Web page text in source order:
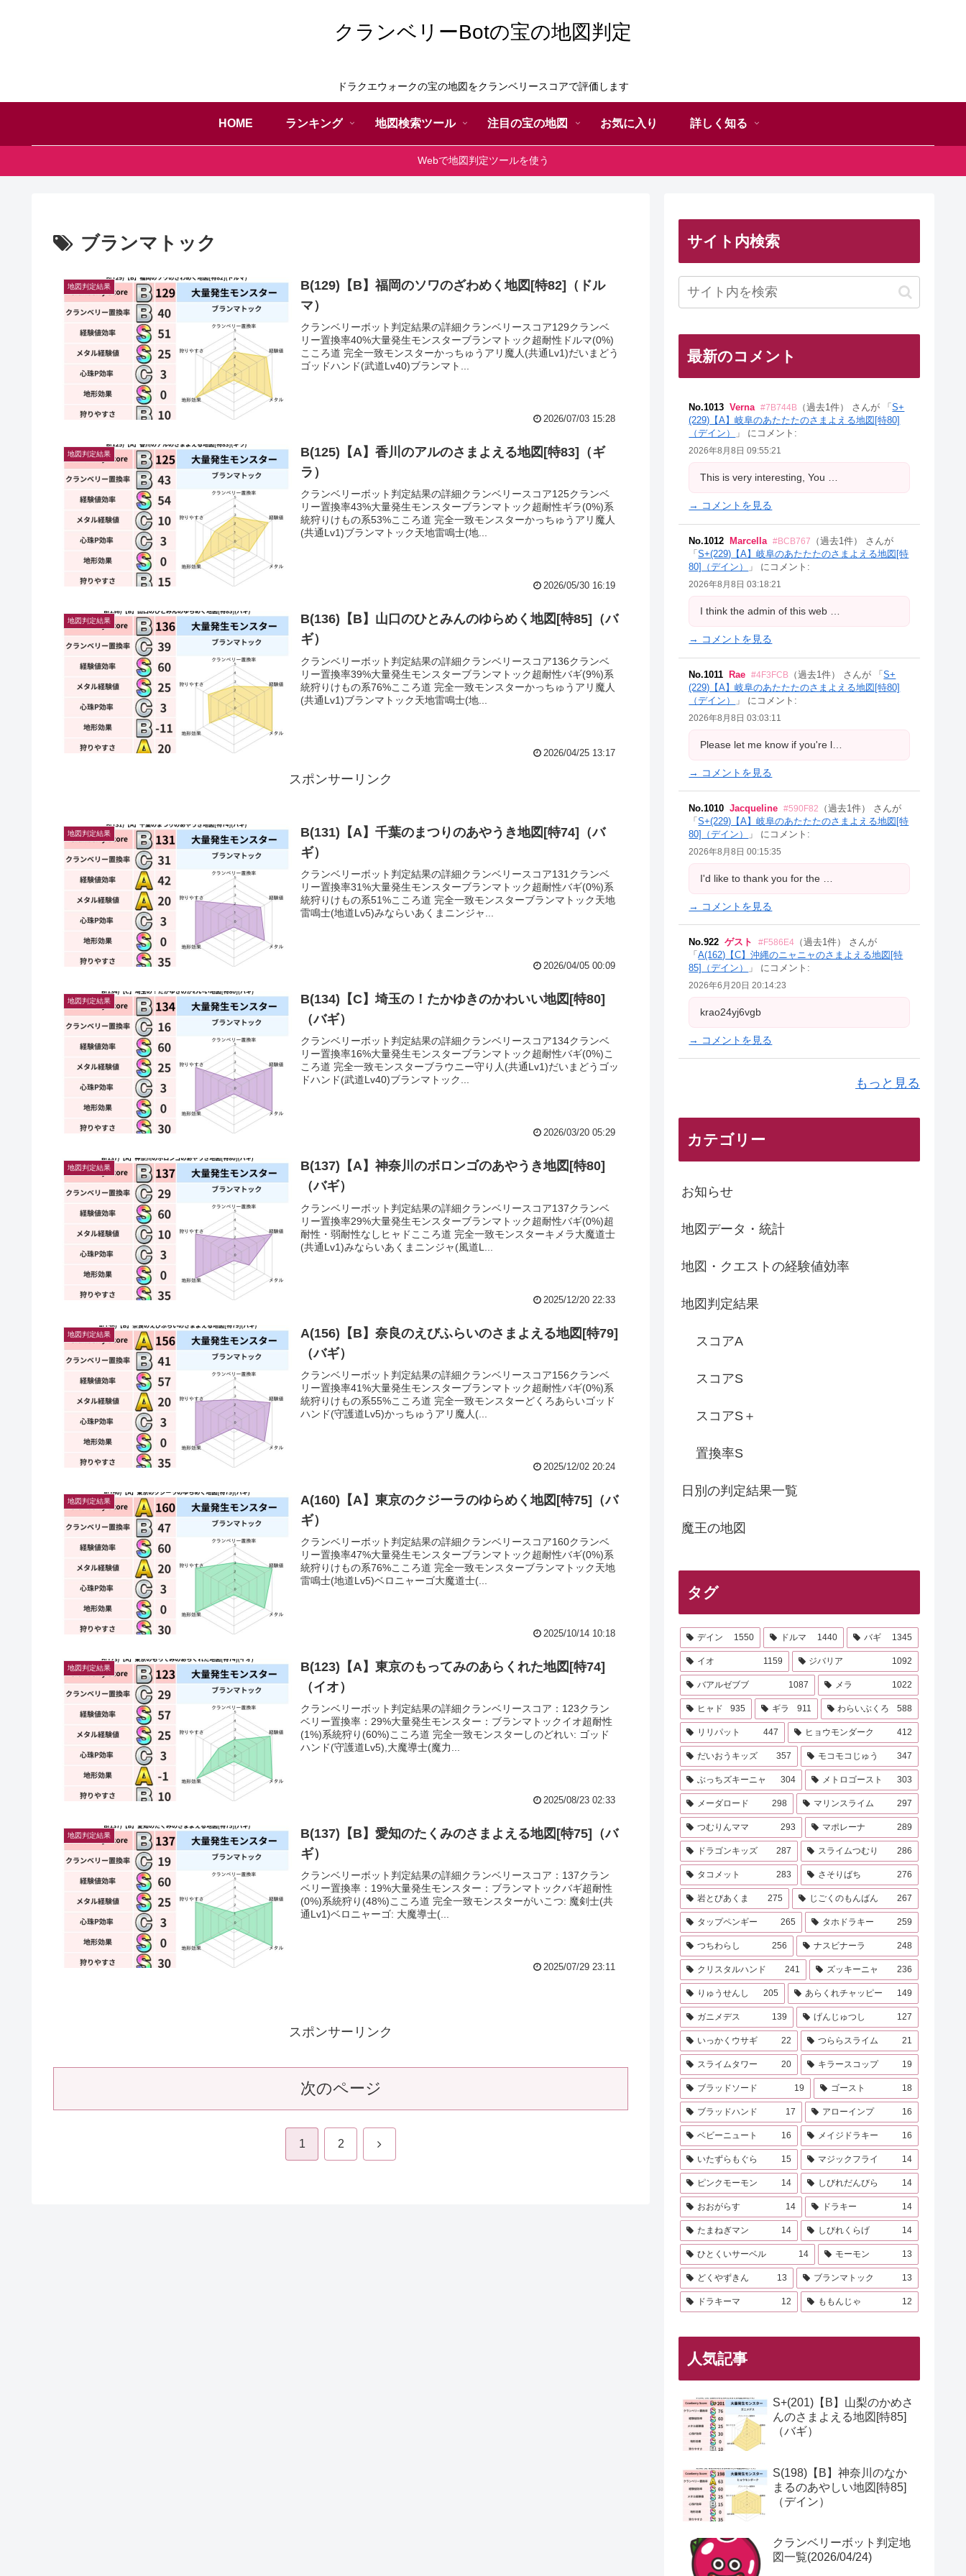
クランベリーBotの宝の地図判定
ドラクエウォークの宝の地図をクランベリースコアで評価します
HOME ランキング 地図検索ツール 注目の宝の地図 お気に入り 詳しく知る
Webで地図判定ツールを使う
ブランマトック
地図判定結果
B(129)【B】福岡のソワのざわめく地図[特82]（ドル
マ）
クランベリーボット判定結果の詳細クランベリースコア129クランベ
リー置換率40%大量発生モンスターブランマトック超耐性ドルマ(0%)
こころ道 完全一致モンスターかっちゅうアリ魔人(共通Lv1)だいまどう
ゴッドハンド(武道Lv40)ブランマト...
2026/07/03 15:28
地図判定結果
B(125)【A】香川のアルのさまよえる地図[特83]（ギ
ラ）
クランベリーボット判定結果の詳細クランベリースコア125クランベ
リー置換率43%大量発生モンスターブランマトック超耐性ギラ(0%)系
統狩りけもの系53%こころ道 完全一致モンスターかっちゅうアリ魔人
(共通Lv1)ブランマトック天地雷鳴士(地...
2026/05/30 16:19
地図判定結果
B(136)【B】山口のひとみんのゆらめく地図[特85]（バ
ギ）
クランベリーボット判定結果の詳細クランベリースコア136クランベ
リー置換率39%大量発生モンスターブランマトック超耐性バギ(9%)系
統狩りけもの系76%こころ道 完全一致モンスターかっちゅうアリ魔人
(共通Lv1)ブランマトック天地雷鳴士(地...
2026/04/25 13:17
スポンサーリンク
地図判定結果
B(131)【A】千葉のまつりのあやうき地図[特74]（バ
ギ）
クランベリーボット判定結果の詳細クランベリースコア131クランベ
リー置換率31%大量発生モンスターブランマトック超耐性バギ(0%)系
統狩りけもの系51%こころ道 完全一致モンスターブランマトック天地
雷鳴士(地道Lv5)みならいあくまニンジャ...
2026/04/05 00:09
地図判定結果
B(134)【C】埼玉の！たかゆきのかわいい地図[特80]
（バギ）
クランベリーボット判定結果の詳細クランベリースコア134クランベ
リー置換率16%大量発生モンスターブランマトック超耐性バギ(0%)こ
ころ道 完全一致モンスターブラウニー守り人(共通Lv1)だいまどうゴッ
ドハンド(武道Lv40)ブランマトック...
2026/03/20 05:29
地図判定結果
B(137)【A】神奈川のボロンゴのあやうき地図[特80]
（バギ）
クランベリーボット判定結果の詳細クランベリースコア137クランベ
リー置換率29%大量発生モンスターブランマトック超耐性バギ(0%)超
耐性・弱耐性なしヒャドこころ道 完全一致モンスターキメラ大魔道士
(共通Lv1)みならいあくまニンジャ(風道L...
2025/12/20 22:33
地図判定結果
A(156)【B】奈良のえびふらいのさまよえる地図[特79]
（バギ）
クランベリーボット判定結果の詳細クランベリースコア156クランベ
リー置換率41%大量発生モンスターブランマトック超耐性バギ(0%)系
統狩りけもの系55%こころ道 完全一致モンスターどくろあらいゴッド
ハンド(守護道Lv5)かっちゅうアリ魔人(...
2025/12/02 20:24
地図判定結果
A(160)【A】東京のクジーラのゆらめく地図[特75]（バ
ギ）
クランベリーボット判定結果の詳細クランベリースコア160クランベ
リー置換率47%大量発生モンスターブランマトック超耐性バギ(0%)系
統狩りけもの系76%こころ道 完全一致モンスターブランマトック天地
雷鳴士(地道Lv5)ベロニャーゴ大魔道士(...
2025/10/14 10:18
地図判定結果
B(123)【A】東京のもってみのあらくれた地図[特74]
（イオ）
クランベリーボット判定結果の詳細クランベリースコア：123クラン
ベリー置換率：29%大量発生モンスター：ブランマトックイオ超耐性
(1%)系統狩り(60%)こころ道 完全一致モンスターしのどれい: ゴッド
ハンド(守護道Lv5),大魔導士(魔力...
2025/08/23 02:33
地図判定結果
B(137)【B】愛知のたくみのさまよえる地図[特75]（バ
ギ）
クランベリーボット判定結果の詳細クランベリースコア：137クラン
ベリー置換率：19%大量発生モンスター：ブランマトックバギ超耐性
(0%)系統狩り(48%)こころ道 完全一致モンスターがいこつ: 魔剣士(共
通Lv1)ベロニャーゴ: 大魔導士(...
2025/07/29 23:11
スポンサーリンク
次のページ
1 2 次
サイト内検索
最新のコメント
No.1013 Verna #7B744B （過去1件） さんが 「S+
(229)【A】岐阜のあたたたのさまよえる地図[特80]
（デイン）
」 にコメント:
2026年8月8日 09:55:21
This is very interesting, You …
→ コメントを見る
No.1012 Marcella #BCB767
（過去1件） さんが
「S+(229)【A】岐阜のあたたたのさまよえる地図[特
80]（デイン）
」 にコメント:
2026年8月8日 03:18:21
I think the admin of this web …
→ コメントを見る
No.1011 Rae #4F3FCB （過去1件） さんが 「S+
(229)【A】岐阜のあたたたのさまよえる地図[特80]
（デイン）
」 にコメント:
2026年8月8日 03:03:11
Please let me know if you're l…
→ コメントを見る
No.1010 Jacqueline #590F82
（過去1件） さんが
「S+(229)【A】岐阜のあたたたのさまよえる地図[特
80]（デイン）
」 にコメント:
2026年8月8日 00:15:35
I'd like to thank you for the …
→ コメントを見る
No.922 ゲスト #F586E4
（過去1件） さんが
「A(162)【C】沖縄のニャニャのさまよえる地図[特
85]（デイン）
」 にコメント:
2026年6月20日 20:14:23
krao24yj6vgb
→ コメントを見る
もっと見る
カテゴリー
お知らせ
地図データ・統計
地図・クエストの経験値効率
地図判定結果
スコアA
スコアS
スコアS＋
置換率S
日別の判定結果一覧
魔王の地図
タグ
デイン 1550 ドルマ 1440 バギ 1345
イオ 1159 ジバリア 1092
バアルゼブブ 1087 メラ 1022
ヒャド 935 ギラ 911 わらいぶくろ 588
リリパット 447 ヒョウモンダーク 412
だいおうキッズ 357 モコモコじゅう 347
ぶっちズキーニャ 304 メトロゴースト 303
メーダロード 298 マリンスライム 297
つむりんママ 293 マポレーナ 289
ドラゴンキッズ 287 スライムつむり 286
タコメット 283 さそりばち 276
岩とびあくま 275 じごくのもんばん 267
タップペンギー 265 タホドラキー 259
つちわらし 256 ナスビナーラ 248
クリスタルハンド 241 ズッキーニャ 236
りゅうせんし 205 あらくれチャッピー 149
ガニメデス 139 げんじゅつし 127
いっかくウサギ 22 つららスライム 21
スライムタワー 20 キラースコップ 19
ブラッドソード 19 ゴースト 18
ブラッドハンド 17 アローインプ 16
ベビーニュート 16 メイジドラキー 16
いたずらもぐら 15 マジックフライ 14
ピンクモーモン 14 しびれだんびら 14
おおがらす 14 ドラキー 14
たまねぎマン 14 しびれくらげ 14
ひとくいサーベル 14 モーモン 13
どくやずきん 13 ブランマトック 13
ドラキーマ 12 ももんじゃ 12
人気記事
S+(201)【B】山梨のかめさ
んのさまよえる地図[特85]
（バギ）
S(198)【B】神奈川のなか
まるのあやしい地図[特85]
（デイン）
クランベリーボット判定地
図一覧(2026/04/24)